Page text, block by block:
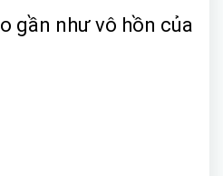
gần như vô hồn của